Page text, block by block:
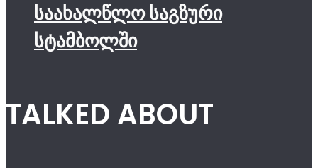
საახალწლო საგზური
სტამბოლში
TALKED ABOUT